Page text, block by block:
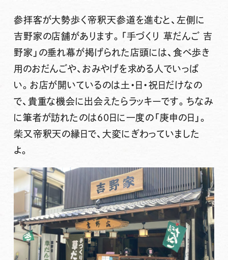
参拝客が大勢歩く帝釈天参道を進むと、左側に
吉野家の店舗があります。「手づくり 草だんご 吉
野家」の垂れ幕が掲げられた店頭には、食べ歩き
用のおだんごや、おみやげを求める人でいっぱ
い。お店が開いているのは土・日・祝日だけなの
で、貴重な機会に出会えたらラッキーです。ちなみ
に筆者が訪れたのは60日に一度の「庚申の日」。
柴又帝釈天の縁日で、大変にぎわっていました
よ。